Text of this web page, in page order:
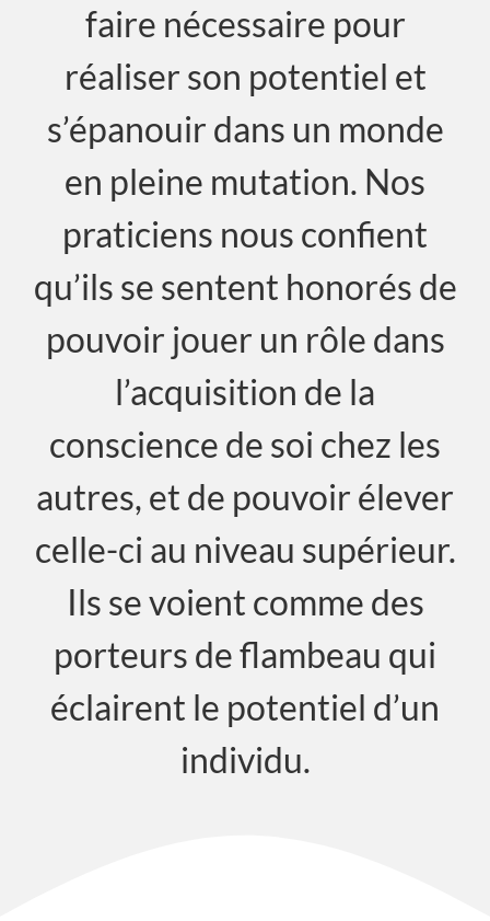
faire nécessaire pour
réaliser son potentiel et
s’épanouir dans un monde
en pleine mutation. Nos
praticiens nous confient
qu’ils se sentent honorés de
pouvoir jouer un rôle dans
l’acquisition de la
conscience de soi chez les
autres, et de pouvoir élever
celle-ci au niveau supérieur.
Ils se voient comme des
porteurs de flambeau qui
éclairent le potentiel d’un
individu.